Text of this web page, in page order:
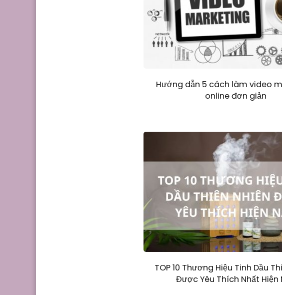
Hướng dẫn 5 cách làm video
online đơn giản
TOP 10 Thương Hiệu Tinh Dầu
Được Yêu Thích Nhất Hiện